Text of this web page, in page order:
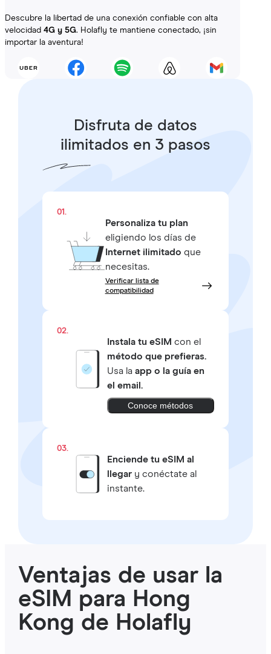
Descubre la libertad de una conexión confiable con alta
velocidad 4G y 5G. Holafly te mantiene conectado, ¡sin
importar la aventura!
Disfruta de datos
ilimitados en 3 pasos
01.
Personaliza tu plan
eligiendo los días de
Internet ilimitado que
necesitas.
Verificar lista de
compatibilidad
02.
Instala tu eSIM con el
método que prefieras.
Usa la app o la guía en
el email.
Conoce métodos
03.
Enciende tu eSIM al
llegary conéctate al
instante.
Ventajas de usar la
eSIM para Hong
Kong de Holafly